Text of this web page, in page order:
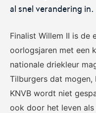
Eurojackpot Vrouwen
Het officiële kanaal van
Eurojackpot Vrouwen
Eredivisie met het laatste
nieuws, programma,
standen en alle
al snel verandering in.
Finalist Willem II is de
oorlogsjaren met een
nationale driekleur
Tilburgers dat
KNVB wordt niet
ook door het leven